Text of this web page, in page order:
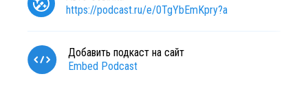
https://podcast.ru/e/0TgYbEmKpry?a
Добавить подкаст на сайт
Embed Podcast